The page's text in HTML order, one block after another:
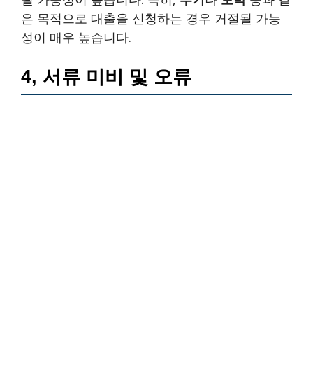
은 목적으로 대출을 신청하는 경우 거절될 가능
성이 매우 높습니다.
4, 서류 미비 및 오류